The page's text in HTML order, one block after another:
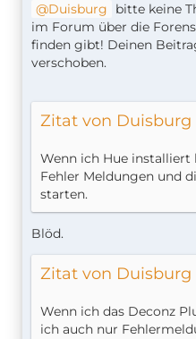
Duisburg
bitte keine
im Forum über die
finden gibt! Deinen
verschoben.
Zitat von Duisburg
Wenn ich Hue
Fehler Meldungen und
starten.
Blöd.
Zitat von Duisburg
Wenn ich das Deconz
ich auch nur